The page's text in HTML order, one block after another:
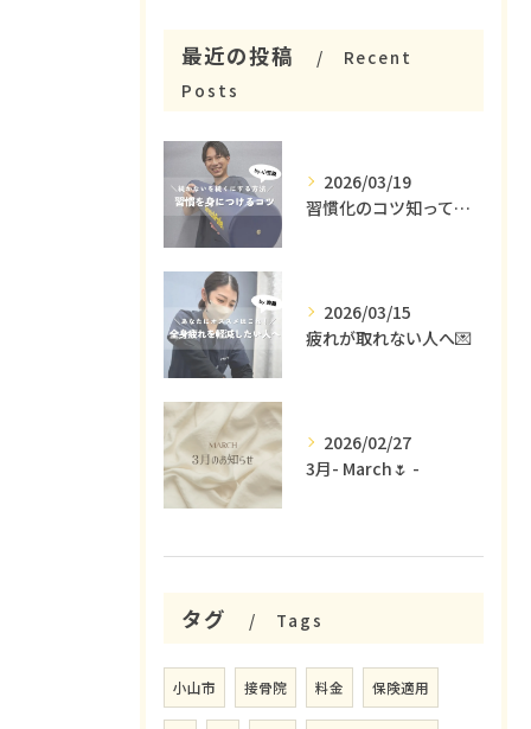
最近の投稿
Recent
Posts
2026/03/19
習慣化のコツ知ってる😳？
2026/03/15
疲れが取れない人へ💌
2026/02/27
3月- March🌷 -
タグ Tags
小山市 接骨院 料金 保険適用